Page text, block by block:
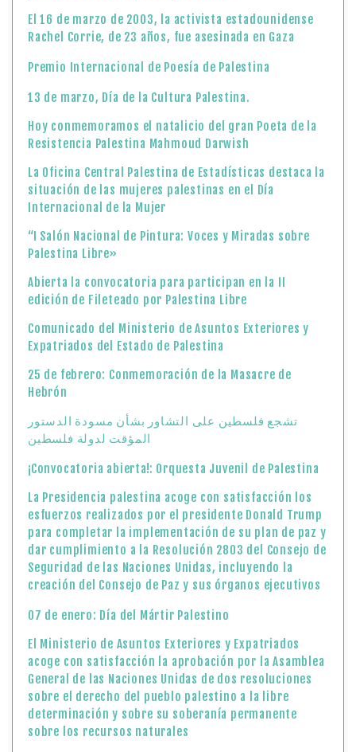
El 16 de marzo de 2003, la activista estadounidense
Rachel Corrie, de 23 años, fue asesinada en Gaza
Premio Internacional de Poesía de Palestina
13 de marzo, Día de la Cultura Palestina.
Hoy conmemoramos el natalicio del gran Poeta de la
Resistencia Palestina Mahmoud Darwish
La Oficina Central Palestina de Estadísticas destaca la
situación de las mujeres palestinas en el Día
Internacional de la Mujer
“I Salón Nacional de Pintura: Voces y Miradas sobre
Palestina Libre»
Abierta la convocatoria para participan en la II
edición de Fileteado por Palestina Libre
Comunicado del Ministerio de Asuntos Exteriores y
Expatriados del Estado de Palestina
25 de febrero: Conmemoración de la Masacre de
Hebrón
تشجع فلسطين على التشاور بشأن مسودة الدستور
المؤقت لدولة فلسطين
¡Convocatoria abierta!: Orquesta Juvenil de Palestina
La Presidencia palestina acoge con satisfacción los
esfuerzos realizados por el presidente Donald Trump
para completar la implementación de su plan de paz y
dar cumplimiento a la Resolución 2803 del Consejo de
Seguridad de las Naciones Unidas, incluyendo la
creación del Consejo de Paz y sus órganos ejecutivos
07 de enero: Día del Mártir Palestino
El Ministerio de Asuntos Exteriores y Expatriados
acoge con satisfacción la aprobación por la Asamblea
General de las Naciones Unidas de dos resoluciones
sobre el derecho del pueblo palestino a la libre
determinación y sobre su soberanía permanente
sobre los recursos naturales